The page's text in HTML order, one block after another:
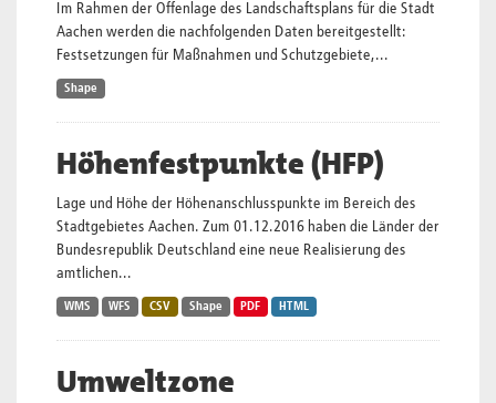
Im Rahmen der Offenlage des Landschaftsplans für die Stadt
Aachen werden die nachfolgenden Daten bereitgestellt:
Festsetzungen für Maßnahmen und Schutzgebiete,...
Shape
Höhenfestpunkte (HFP)
Lage und Höhe der Höhenanschlusspunkte im Bereich des
Stadtgebietes Aachen. Zum 01.12.2016 haben die Länder der
Bundesrepublik Deutschland eine neue Realisierung des
amtlichen...
WMS WFS CSV Shape PDF HTML
Umweltzone